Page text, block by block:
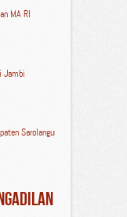
MA RI
Jambi
Sarolangun